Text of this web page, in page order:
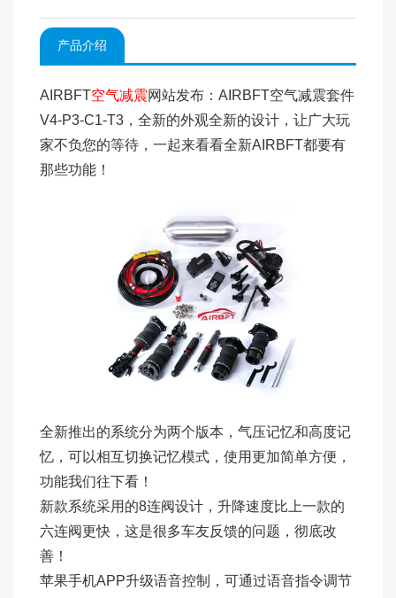
产品介绍
AIRBFT空气减震网站发布：AIRBFT空气减震套件
V4-P3-C1-T3，全新的外观全新的设计，让广大玩
家不负您的等待，一起来看看全新AIRBFT都要有
那些功能！
全新推出的系统分为两个版本，气压记忆和高度记
忆，可以相互切换记忆模式，使用更加简单方便，
功能我们往下看！
新款系统采用的8连阀设计，升降速度比上一款的
六连阀更快，这是很多车友反馈的问题，彻底改
善！
苹果手机APP升级语音控制，可通过语音指令调节